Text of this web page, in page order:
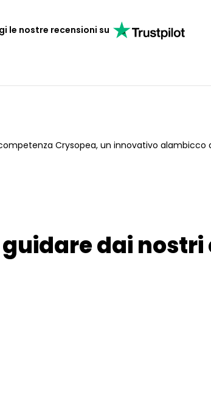
le nostre recensioni su
Crysopea, un innovativo
dai nostri